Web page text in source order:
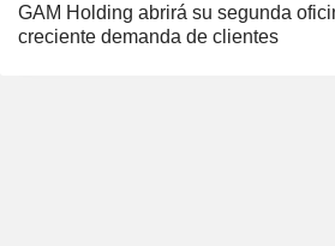
GAM Holding abrirá su segunda
creciente demanda de clientes